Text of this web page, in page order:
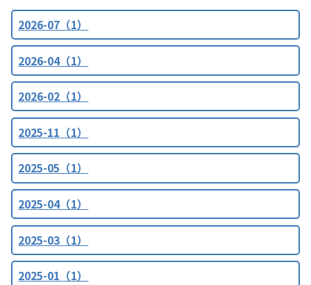
2026-07（1）
2026-04（1）
2026-02（1）
2025-11（1）
2025-05（1）
2025-04（1）
2025-03（1）
2025-01（1）